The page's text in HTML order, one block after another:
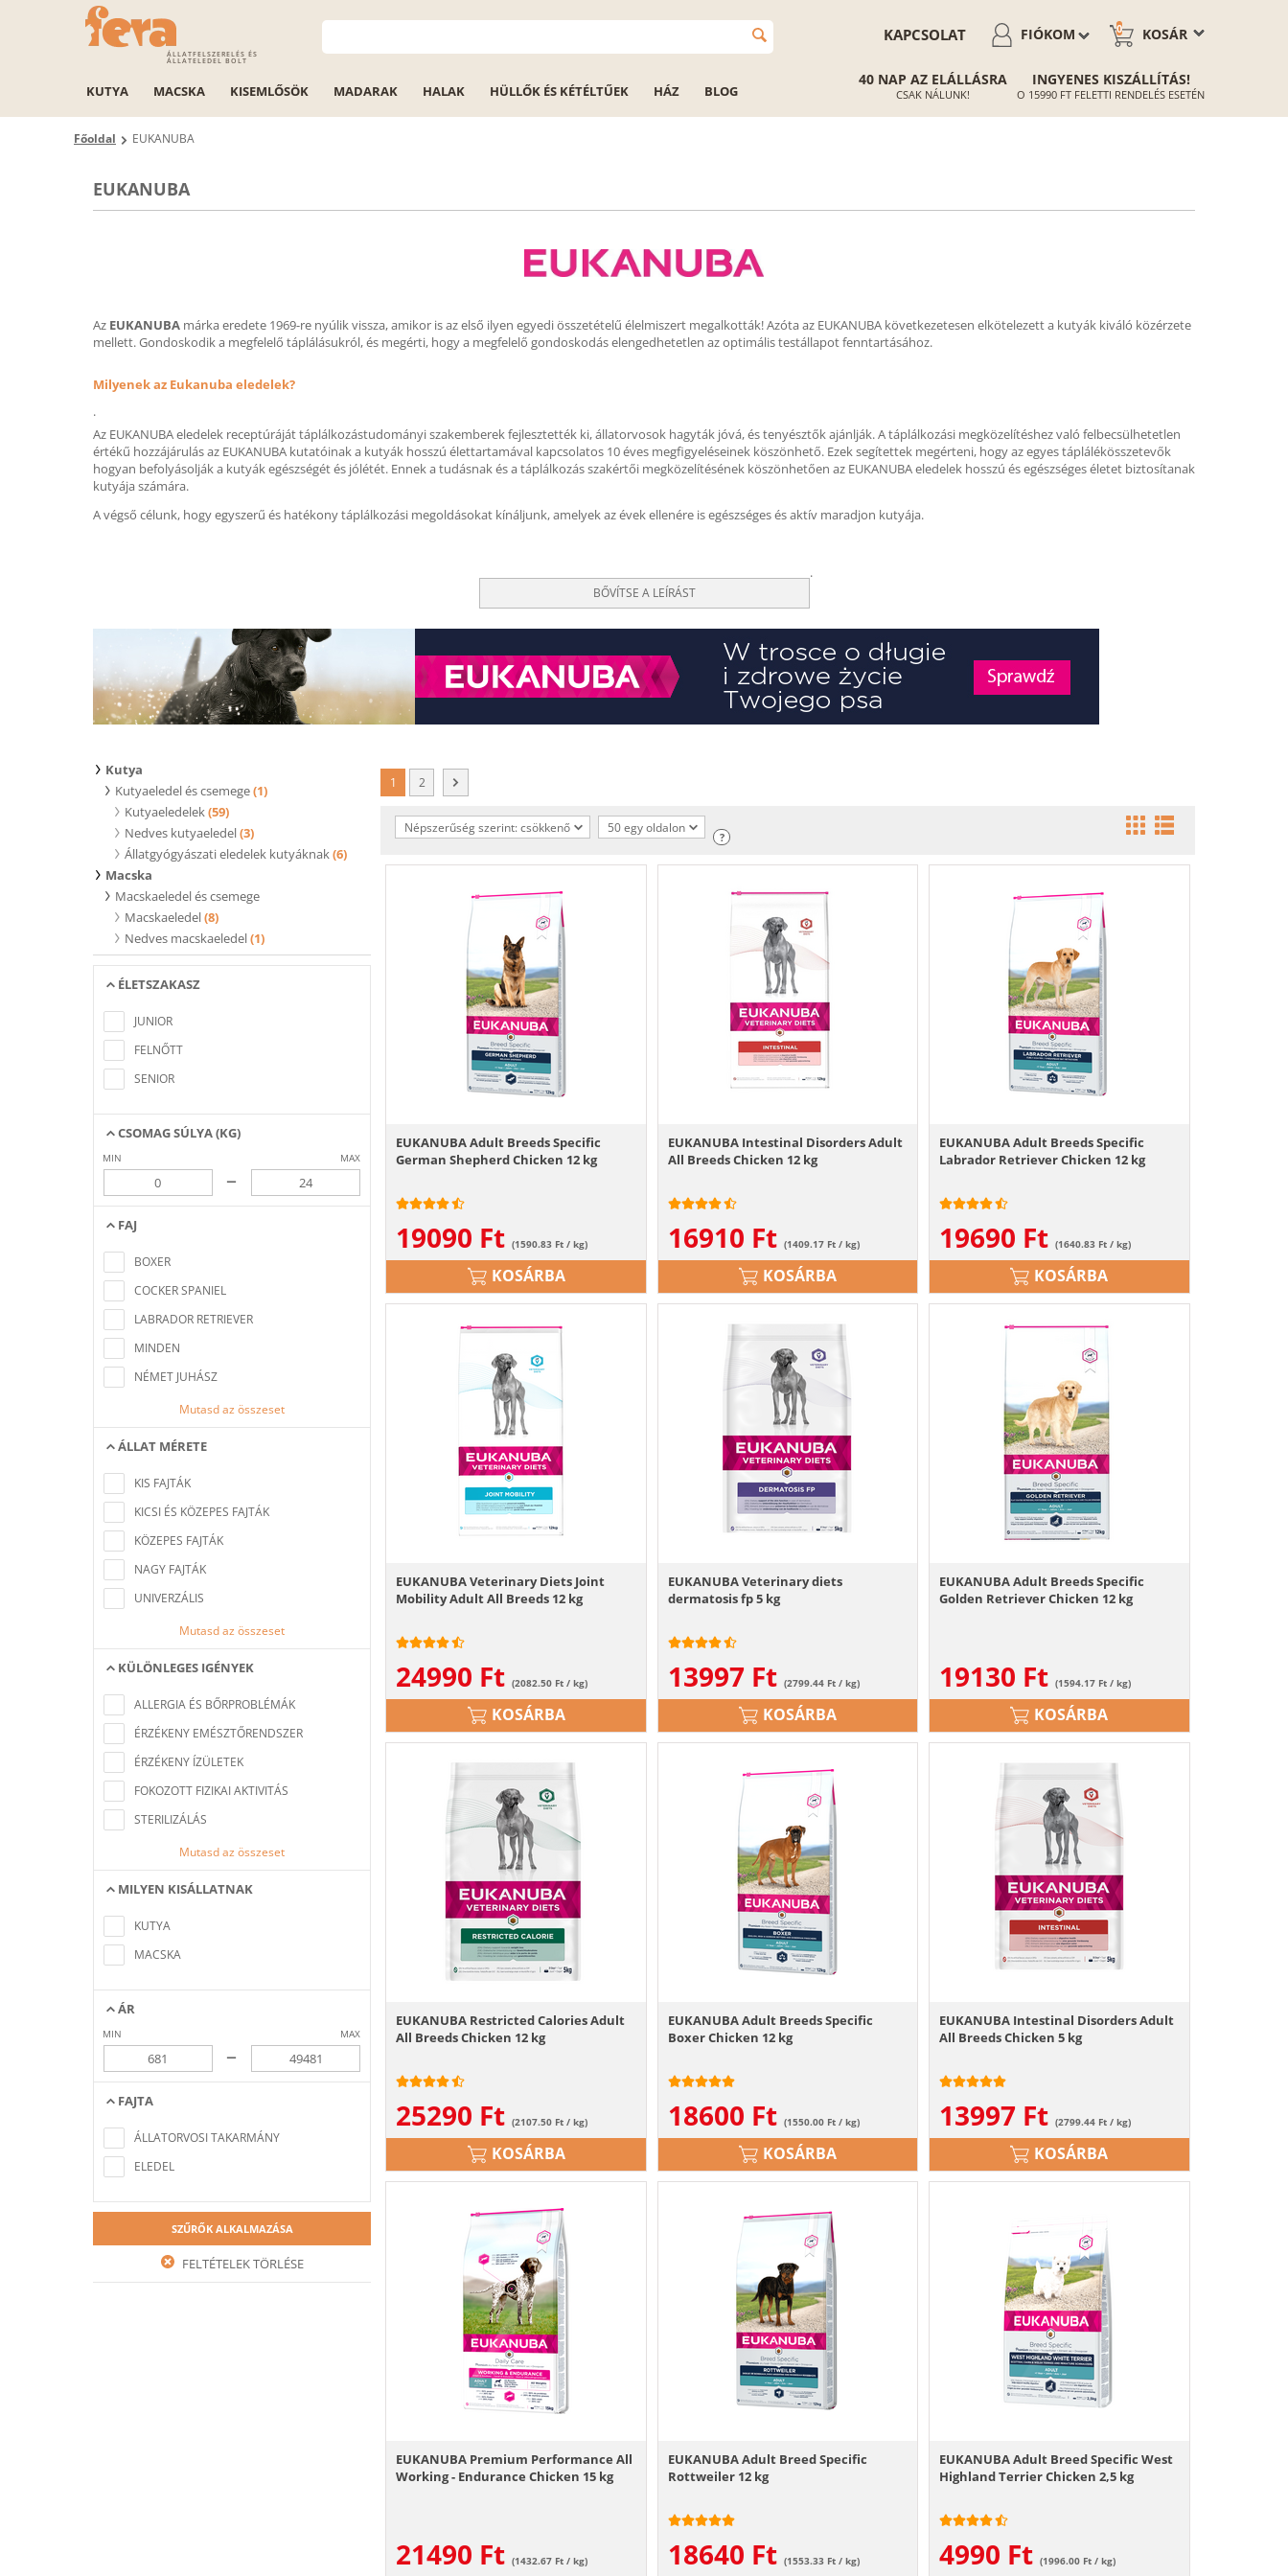
ÁLLATFELSZERELÉS ÉS
ÁLLATELEDEL BOLT
KOSÁR
0
FIÓKOM
KAPCSOLAT
KUTYA MACSKA KISEMLŐSÖK MADARAK HALAK HÜLLŐK ÉS KÉTÉLTŰEK HÁZ BLOG
40 NAP AZ ELÁLLÁSRA
CSAK NÁLUNK!
INGYENES KISZÁLLÍTÁS!
O 15990 FT FELETTI RENDELÉS ESETÉN
Főoldal EUKANUBA
EUKANUBA
Az EUKANUBA márka eredete 1969-re nyúlik vissza, amikor is az első ilyen egyedi összetételű élelmiszert megalkották! Azóta az EUKANUBA következetesen elkötelezett a kutyák kiváló közérzete
mellett. Gondoskodik a megfelelő táplálásukról, és megérti, hogy a megfelelő gondoskodás elengedhetetlen az optimális testállapot fenntartásához.
Milyenek az Eukanuba eledelek?
.
Az EUKANUBA eledelek receptúráját táplálkozástudományi szakemberek fejlesztették ki, állatorvosok hagyták jóvá, és tenyésztők ajánlják. A táplálkozási megközelítéshez való felbecsülhetetlen
értékű hozzájárulás az EUKANUBA kutatóinak a kutyák hosszú élettartamával kapcsolatos 10 éves megfigyeléseinek köszönhető. Ezek segítettek megérteni, hogy az egyes táplálékösszetevők
hogyan befolyásolják a kutyák egészségét és jólétét. Ennek a tudásnak és a táplálkozás szakértői megközelítésének köszönhetően az EUKANUBA eledelek hosszú és egészséges életet biztosítanak
kutyája számára.
A végső célunk, hogy egyszerű és hatékony táplálkozási megoldásokat kínáljunk, amelyek az évek ellenére is egészséges és aktív maradjon kutyája.
BŐVÍTSE A LEÍRÁST
.
Kutya
Kutyaeledel és csemege(1)
Kutyaeledelek(59)
Nedves kutyaeledel(3)
Állatgyógyászati eledelek kutyáknak(6)
Macska
Macskaeledel és csemege
Macskaeledel(8)
Nedves macskaeledel(1)
ÉLETSZAKASZ
JUNIOR
FELNŐTT
SENIOR
CSOMAG SÚLYA (KG)
MIN MAX
–
FAJ
BOXER
COCKER SPANIEL
LABRADOR RETRIEVER
MINDEN
NÉMET JUHÁSZ
Mutasd az összeset
ÁLLAT MÉRETE
megfelelő elem
KIS FAJTÁK
KICSI ÉS KÖZEPES FAJTÁK
KÖZEPES FAJTÁK
NAGY FAJTÁK
UNIVERZÁLIS
Mutasd az összeset
KÜLÖNLEGES IGÉNYEK
megfelelő elem
ALLERGIA ÉS BŐRPROBLÉMÁK
ÉRZÉKENY EMÉSZTŐRENDSZER
ÉRZÉKENY ÍZÜLETEK
FOKOZOTT FIZIKAI AKTIVITÁS
STERILIZÁLÁS
Mutasd az összeset
MILYEN KISÁLLATNAK
KUTYA
MACSKA
ÁR
MIN MAX
–
FAJTA
megfelelő elem
ÁLLATORVOSI TAKARMÁNY
ELEDEL
SZŰRŐK ALKALMAZÁSA
FELTÉTELEK TÖRLÉSE
1 2
Népszerűség szerint: csökkenő 50 egy oldalon
?
EUKANUBA Adult Breeds Specific
German Shepherd Chicken 12 kg
19090 Ft (1590.83 Ft / kg)
KOSÁRBA
EUKANUBA Intestinal Disorders Adult
All Breeds Chicken 12 kg
16910 Ft (1409.17 Ft / kg)
KOSÁRBA
EUKANUBA Adult Breeds Specific
Labrador Retriever Chicken 12 kg
19690 Ft (1640.83 Ft / kg)
KOSÁRBA
EUKANUBA Veterinary Diets Joint
Mobility Adult All Breeds 12 kg
24990 Ft (2082.50 Ft / kg)
KOSÁRBA
EUKANUBA Veterinary diets
dermatosis fp 5 kg
13997 Ft (2799.44 Ft / kg)
KOSÁRBA
EUKANUBA Adult Breeds Specific
Golden Retriever Chicken 12 kg
19130 Ft (1594.17 Ft / kg)
KOSÁRBA
EUKANUBA Restricted Calories Adult
All Breeds Chicken 12 kg
25290 Ft (2107.50 Ft / kg)
KOSÁRBA
EUKANUBA Adult Breeds Specific
Boxer Chicken 12 kg
18600 Ft (1550.00 Ft / kg)
KOSÁRBA
EUKANUBA Intestinal Disorders Adult
All Breeds Chicken 5 kg
13997 Ft (2799.44 Ft / kg)
KOSÁRBA
EUKANUBA Premium Performance All
Working - Endurance Chicken 15 kg
21490 Ft (1432.67 Ft / kg)
EUKANUBA Adult Breed Specific
Rottweiler 12 kg
18640 Ft (1553.33 Ft / kg)
EUKANUBA Adult Breed Specific West
Highland Terrier Chicken 2,5 kg
4990 Ft (1996.00 Ft / kg)